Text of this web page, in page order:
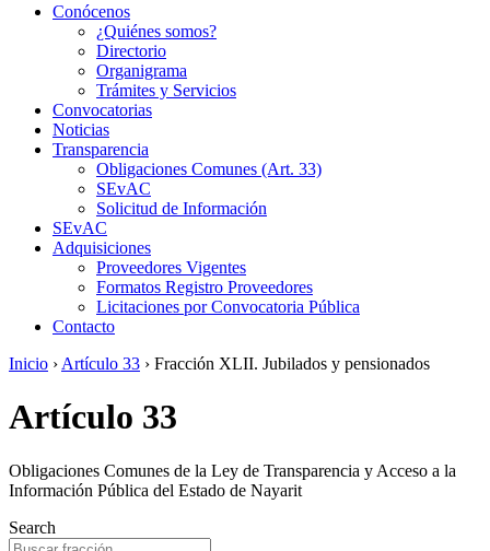
Conócenos
¿Quiénes somos?
Directorio
Organigrama
Trámites y Servicios
Convocatorias
Noticias
Transparencia
Obligaciones Comunes (Art. 33)
SEvAC
Solicitud de Información
SEvAC
Adquisiciones
Proveedores Vigentes
Formatos Registro Proveedores
Licitaciones por Convocatoria Pública
Contacto
Inicio › Artículo 33 › Fracción XLII. Jubilados y pensionados
Artículo 33
Obligaciones Comunes de la Ley de Transparencia y Acceso a la
Información Pública del Estado de Nayarit
Search